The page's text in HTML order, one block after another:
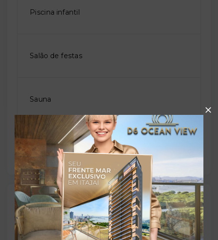
Piscina infantil
Salão de festas
Sauna
Solarium
Outras Informações
Referência: